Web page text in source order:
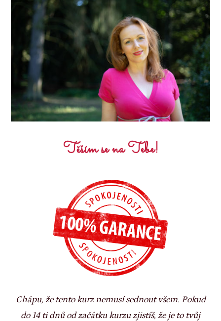
Těším se na Tebe!
Chápu, že tento kurz nemusí sednout všem. Pokud
do 14 ti dnů od začátku kurzu zjistíš, že je to tvůj